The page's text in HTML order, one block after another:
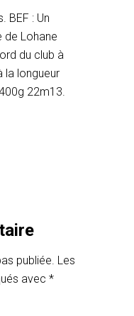
BEF : Un
de Lohane
du club à
la longueur
22m13.
publiée. Les
avec *